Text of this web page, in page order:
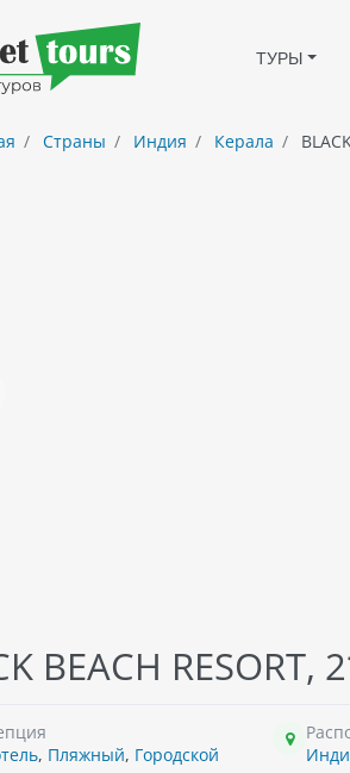
ТУРЫ
Страны Индия Керала
BEACH RESORT,
, Пляжный, Городской
, Состоит из 52 вилл.